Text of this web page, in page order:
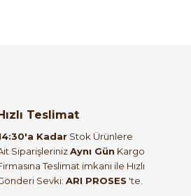
Teslimat
Kadar Stok Ürünlere
SiparişlerinizAynı Gün Kargo
Teslimat imkanı ile Hızlı
Sevki: ARI PROSES 'te.